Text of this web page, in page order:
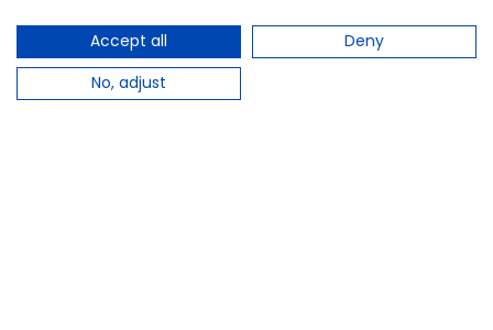
Accept all
Deny
No, adjust